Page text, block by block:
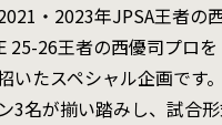
・2023年JPSA王者の
25-26王者の西優司プロを
いたスペシャル企画です
3名が揃い踏みし、試合